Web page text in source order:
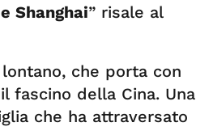
Shanghai” risale al
che porta con
fascino della Cina. Una
che ha attraversato